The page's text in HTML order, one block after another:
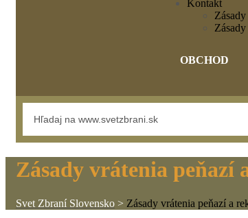
Kontakt
OBCHOD
Zásady vrátenia peňazí
Svet Zbraní Slovensko > Zásady vrátenia peňazí a